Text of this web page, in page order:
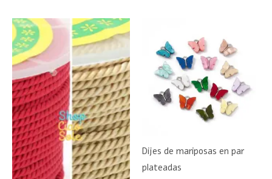
Dijes de mariposas en par
plateadas
Las
pueden